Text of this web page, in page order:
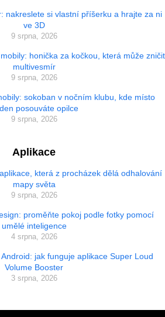
nakreslete si vlastní příšerku a hrajte za ni
ve 3D
9 srpna, 2026
honička za kočkou, která může zničit
multivesmír
9 srpna, 2026
sokoban v nočním klubu, kde místo
posouváte opilce
9 srpna, 2026
Aplikace
která z procházek dělá odhalování
mapy světa
9 srpna, 2026
proměňte pokoj podle fotky pomocí
umělé inteligence
4 srpna, 2026
jak funguje aplikace Super Loud
Volume Booster
3 srpna, 2026